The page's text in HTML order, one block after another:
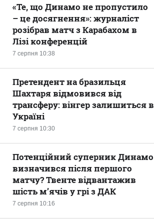
7 серпня 10:38
«Те, що Динамо не пропустило
– це досягнення»: журналіст
розібрав матч з Карабахом в
Лізі конференцій
7 серпня 10:30
Претендент на бразильця
Шахтаря відмовився від
трансферу: вінгер залишиться в
Україні
7 серпня 10:16
Потенційний суперник Динамо
визначився після першого
матчу? Твенте відвантажив
шість м’ячів у грі з ДАК